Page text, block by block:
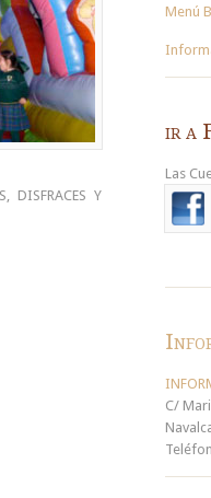
DISFRACES Y
Menú
ir a
Las
C/